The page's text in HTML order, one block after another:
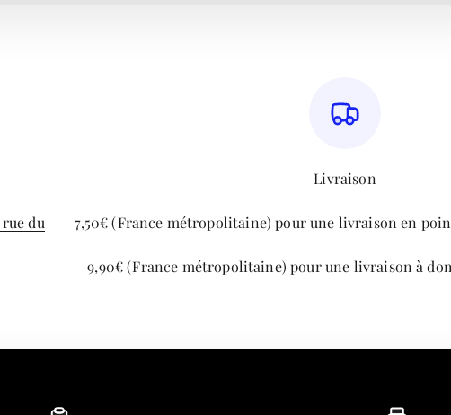
rue du
Livraison
7,50€ (France métropolitaine) pour une livraison en
9,90€ (France métropolitaine) pour une livraison à